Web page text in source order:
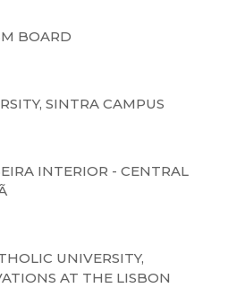
BOARD
SINTRA CAMPUS
INTERIOR - CENTRAL
UNIVERSITY,
AT THE LISBON